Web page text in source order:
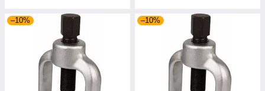
–10% –10%